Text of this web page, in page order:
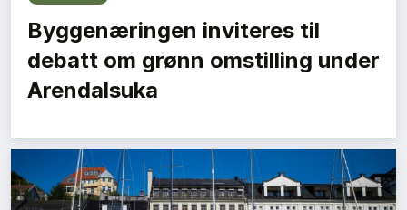
Byggenæringen inviteres til
debatt om grønn omstilling under
Arendalsuka